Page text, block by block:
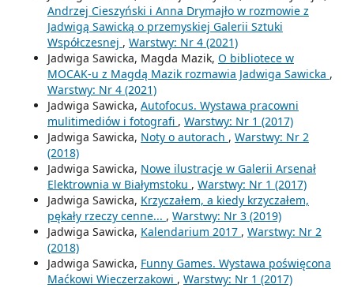
Andrzej Cieszyński i Anna Drymajło w rozmowie z
Jadwigą Sawicką o przemyskiej Galerii Sztuki
Współczesnej , Warstwy: Nr 4 (2021)
Jadwiga Sawicka, Magda Mazik, O bibliotece w
MOCAK-u z Magdą Mazik rozmawia Jadwiga Sawicka ,
Warstwy: Nr 4 (2021)
Jadwiga Sawicka, Autofocus. Wystawa pracowni
mulitimediów i fotografi , Warstwy: Nr 1 (2017)
Jadwiga Sawicka, Noty o autorach , Warstwy: Nr 2
(2018)
Jadwiga Sawicka, Nowe ilustracje w Galerii Arsenał
Elektrownia w Białymstoku , Warstwy: Nr 1 (2017)
Jadwiga Sawicka, Krzyczałem, a kiedy krzyczałem,
pękały rzeczy cenne... , Warstwy: Nr 3 (2019)
Jadwiga Sawicka, Kalendarium 2017 , Warstwy: Nr 2
(2018)
Jadwiga Sawicka, Funny Games. Wystawa poświęcona
Maćkowi Wieczerzakowi , Warstwy: Nr 1 (2017)